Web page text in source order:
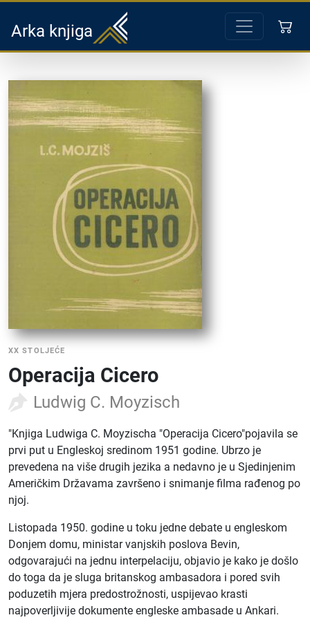
Arka knjiga
XX STOLJEĆE
Operacija Cicero
Ludwig C. Moyzisch
"Knjiga Ludwiga C. Moyzischa "Operacija Cicero"pojavila se
prvi put u Engleskoj sredinom 1951 godine. Ubrzo je
prevedena na više drugih jezika a nedavno je u Sjedinjenim
Američkim Državama završeno i snimanje filma rađenog po
njoj.
Listopada 1950. godine u toku jedne debate u engleskom
Donjem domu, ministar vanjskih poslova Bevin,
odgovarajući na jednu interpelaciju, objavio je kako je došlo
do toga da je sluga britanskog ambasadora i pored svih
poduzetih mjera predostrožnosti, uspijevao krasti
najpoverljivije dokumente engleske ambasade u Ankari.